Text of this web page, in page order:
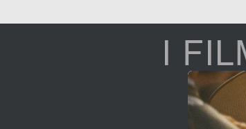
I